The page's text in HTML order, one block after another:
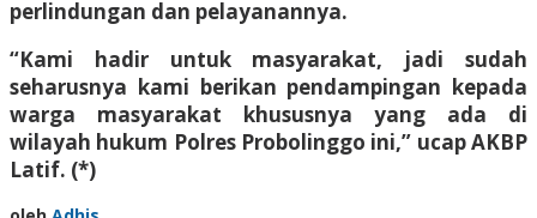
perlindungan dan pelayanannya.
“Kami hadir untuk masyarakat, jadi sudah
seharusnya kami berikan pendampingan kepada
warga masyarakat khususnya yang ada di
wilayah hukum Polres Probolinggo ini,” ucap AKBP
Latif. (*)